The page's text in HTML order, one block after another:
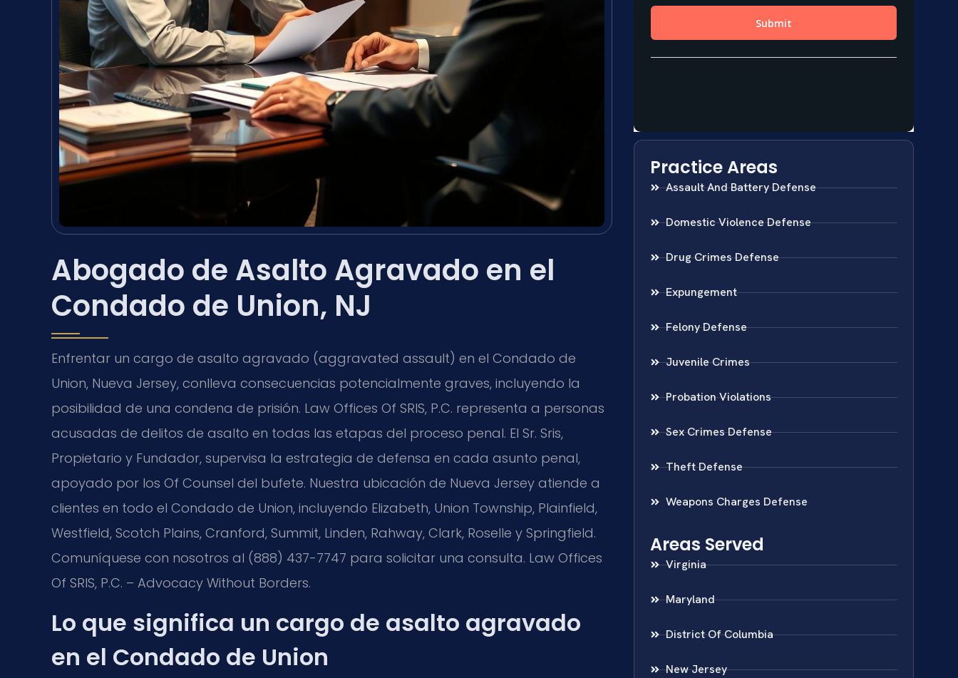
Abogado de Asalto Agravado en el
Condado de Union, NJ
Enfrentar un cargo de asalto agravado (aggravated assault) en el Condado de
Union, Nueva Jersey, conlleva consecuencias potencialmente graves, incluyendo la
posibilidad de una condena de prisión. Law Offices Of SRIS, P.C. representa a personas
acusadas de delitos de asalto en todas las etapas del proceso penal. El Sr. Sris,
Propietario y Fundador, supervisa la estrategia de defensa en cada asunto penal,
apoyado por los Of Counsel del bufete. Nuestra ubicación de Nueva Jersey atiende a
clientes en todo el Condado de Union, incluyendo Elizabeth, Union Township, Plainfield,
Westfield, Scotch Plains, Cranford, Summit, Linden, Rahway, Clark, Roselle y Springfield.
Comuníquese con nosotros al (888) 437-7747 para solicitar una consulta. Law Offices
Of SRIS, P.C. – Advocacy Without Borders.
Lo que significa un cargo de asalto agravado
en el Condado de Union
Practice Areas
Assault And Battery Defense
Domestic Violence Defense
Drug Crimes Defense
Expungement
Felony Defense
Juvenile Crimes
Probation Violations
Sex Crimes Defense
Theft Defense
Weapons Charges Defense
Areas Served
Virginia
Maryland
District Of Columbia
New Jersey